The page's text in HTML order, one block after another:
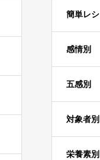
簡単レ
感情別
五感別
対象者別
栄養素別